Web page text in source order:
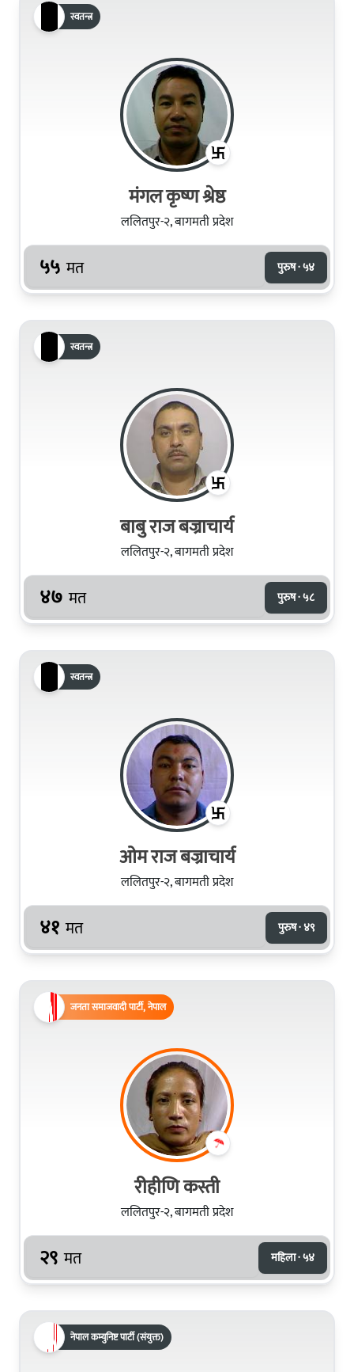
स्वतन्त्र
मंगल कृष्ण श्रेष्ठ
ललितपुर-२, बागमती प्रदेश
५५ मत पुरुष · ५४
स्वतन्त्र
बाबु राज बज्राचार्य
ललितपुर-२, बागमती प्रदेश
४७ मत पुरुष · ५८
स्वतन्त्र
ओम राज बज्राचार्य
ललितपुर-२, बागमती प्रदेश
४१ मत पुरुष · ४९
जनता समाजवादी पार्टी, नेपाल
रीहीणि कस्ती
ललितपुर-२, बागमती प्रदेश
२९ मत महिला · ५४
नेपाल कम्युनिष्ट पार्टी (संयुक्त)